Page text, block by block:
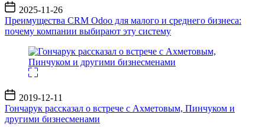
Дата
записи
2025-11-26
Преимущества CRM Odoo для малого и среднего бизнеса:
почему компании выбирают эту систему
Дата
записи
2019-12-11
Гончарук рассказал о встрече с Ахметовым, Пинчуком и
другими бизнесменами